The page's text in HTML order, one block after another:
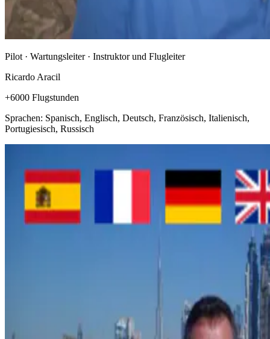
Pilot · Wartungsleiter · Instruktor und Flugleiter
Ricardo Aracil
+6000 Flugstunden
Sprachen: Spanisch, Englisch, Deutsch, Französisch, Italienisch,
Portugiesisch, Russisch